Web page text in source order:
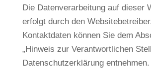
Die Datenverarbeitung auf dieser
erfolgt durch den
Kontaktdaten können Sie dem
„Hinweis zur Verantwortlichen
Datenschutzerklärung entnehmen.